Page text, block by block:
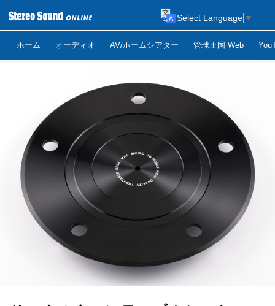
ホーム オーディオ AV/ホームシアター 管球王国 Web
Select Language ▼